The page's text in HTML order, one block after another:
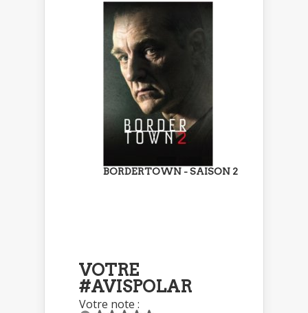
BORDERTOWN - SAISON 2
VOTRE
#AVISPOLAR
Votre note :